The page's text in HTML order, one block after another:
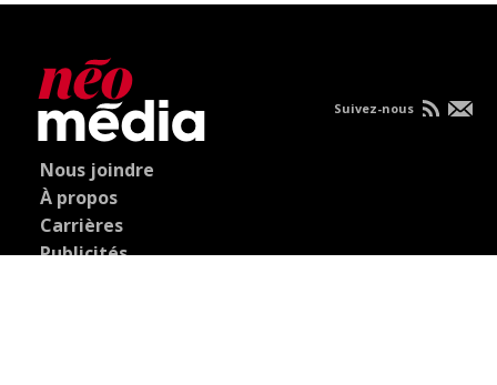
Nous joindre
À propos
Carrières
Publicités
Suivez-nous